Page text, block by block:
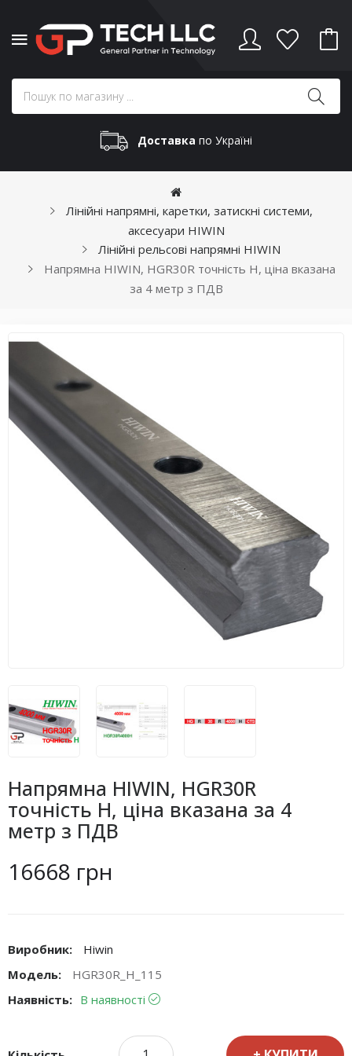
Доставка по Україні
Лінійні напрямні, каретки, затискні системи,
аксесуари HIWIN
Лінійні рельсові напрямні HIWIN
Напрямна HIWIN, HGR30R точність H, ціна вказана
за 4 метр з ПДВ
Напрямна HIWIN, HGR30R
точність H, ціна вказана за 4
метр з ПДВ
16668 грн
Виробник:
Hiwin
Модель:
HGR30R_H_115
Наявність: В наявності